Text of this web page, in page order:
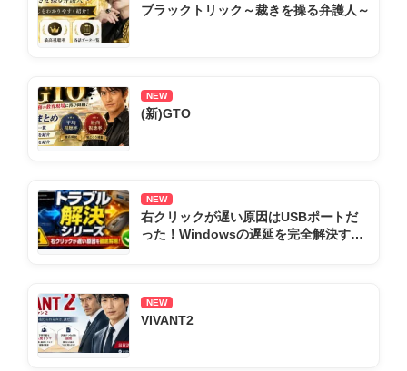
ブラックトリック～裁きを操る弁護人～
NEW
(新)GTO
NEW
右クリックが遅い原因はUSBポートだ
った！Windowsの遅延を完全解決する
NEW
VIVANT2